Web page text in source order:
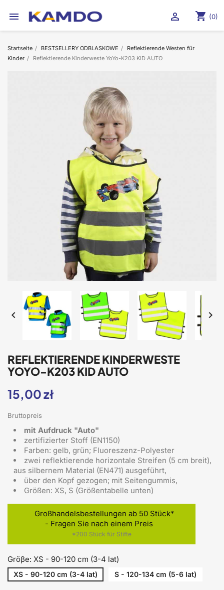
 shopping_cart (0)

Startseite BESTSELLERY ODBLASKOWE
Reflektierende Westen für
Kinder
Reflektierende Kinderweste YoYo-K203 KID AUTO
 
REFLEKTIERENDE KINDERWESTE
YOYO-K203 KID AUTO
15,00 zł
Bruttopreis
mit Aufdruck "Auto"
zertifizierter Stoff (EN1150)
Farben: gelb, grün; Fluoreszenz-Polyester
zwei reflektierende horizontale Streifen (5 cm breit),
aus silbernem Material (EN471) ausgeführt,
über den Kopf gezogen; mit Seitengummis,
Größen: XS, S (Größentabelle unten)
Großhandelsbestellungen ab 50 Stück*
- Fragen Sie nach einem Preis
*200 Stück für Stifte
Gröβe: XS - 90-120 cm (3-4 lat)
XS - 90-120 cm (3-4 lat) S - 120-134 cm (5-6 lat)